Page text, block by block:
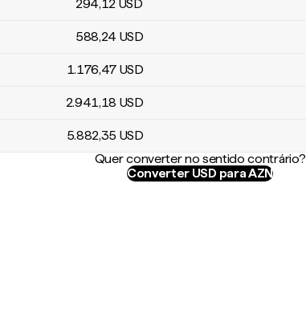
294,12 USD
588,24 USD
1.176,47 USD
2.941,18 USD
5.882,35 USD
Quer converter no sentido contrário?
Converter USD para AZN